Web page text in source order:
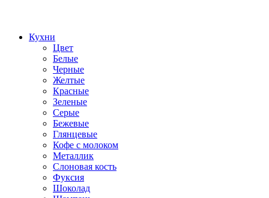
Кухни
Цвет
Белые
Черные
Желтые
Красные
Зеленые
Серые
Бежевые
Глянцевые
Кофе с молоком
Металлик
Слоновая кость
Фуксия
Шоколад